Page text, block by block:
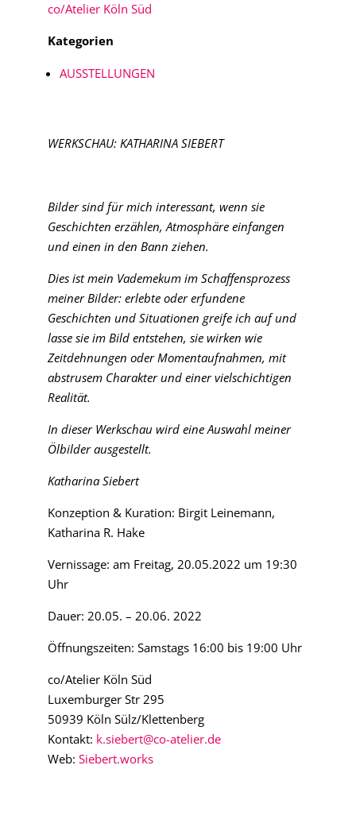
co/Atelier Köln Süd
Kategorien
AUSSTELLUNGEN
WERKSCHAU: KATHARINA SIEBERT
Bilder sind für mich interessant, wenn sie
Geschichten erzählen, Atmosphäre einfangen
und einen in den Bann ziehen.
Dies ist mein Vademekum im Schaffensprozess
meiner Bilder: erlebte oder erfundene
Geschichten und Situationen greife ich auf und
lasse sie im Bild entstehen, sie wirken wie
Zeitdehnungen oder Momentaufnahmen, mit
abstrusem Charakter und einer vielschichtigen
Realität.
In dieser Werkschau wird eine Auswahl meiner
Ölbilder ausgestellt.
Katharina Siebert
Konzeption & Kuration: Birgit Leinemann,
Katharina R. Hake
Vernissage: am Freitag, 20.05.2022 um 19:30
Uhr
Dauer: 20.05. – 20.06. 2022
Öffnungszeiten: Samstags 16:00 bis 19:00 Uhr
co/Atelier Köln Süd
Luxemburger Str 295
50939 Köln Sülz/Klettenberg
Kontakt: k.siebert@co-atelier.de
Web: Siebert.works